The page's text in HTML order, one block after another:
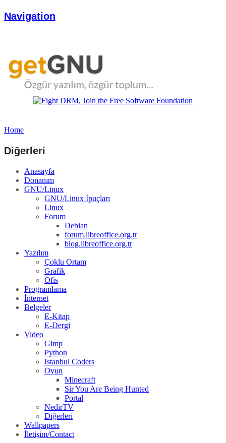
Navigation
Home
Diğerleri
Anasayfa
Donanım
GNU/Linux
GNU/Linux İpuçları
Linux
Forum
Debian
forum.libreoffice.org.tr
blog.libreoffice.org.tr
Yazılım
Çoklu Ortam
Grafik
Ofis
Programlama
İnternet
Belgeler
E-Kitap
E-Dergi
Video
Gimp
Python
Istanbul Coders
Oyun
Minecraft
Sir You Are Being Hunted
Portal
NedirTV
Diğerleri
Wallpapers
İletişim/Contact